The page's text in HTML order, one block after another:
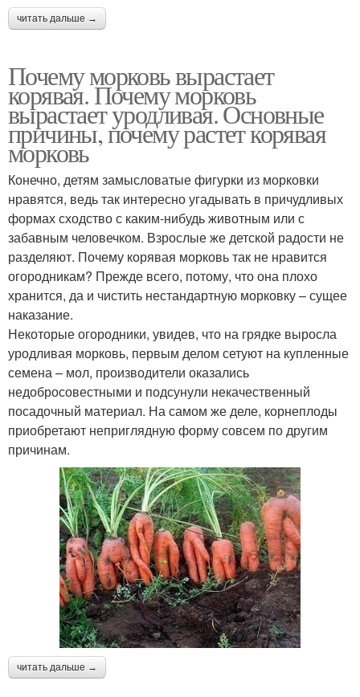
читать дальше →
Почему морковь вырастает
корявая. Почему морковь
вырастает уродливая. Основные
причины, почему растет корявая
морковь
Конечно, детям замысловатые фигурки из морковки
нравятся, ведь так интересно угадывать в причудливых
формах сходство с каким-нибудь животным или с
забавным человечком. Взрослые же детской радости не
разделяют. Почему корявая морковь так не нравится
огородникам? Прежде всего, потому, что она плохо
хранится, да и чистить нестандартную морковку – сущее
наказание.
Некоторые огородники, увидев, что на грядке выросла
уродливая морковь, первым делом сетуют на купленные
семена – мол, производители оказались
недобросовестными и подсунули некачественный
посадочный материал. На самом же деле, корнеплоды
приобретают неприглядную форму совсем по другим
причинам.
читать дальше →